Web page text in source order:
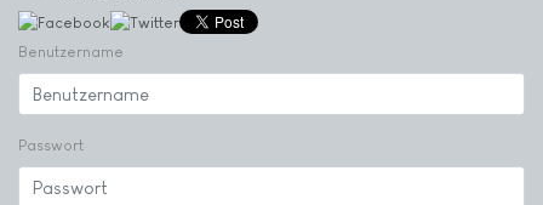
Benutzername
Passwort